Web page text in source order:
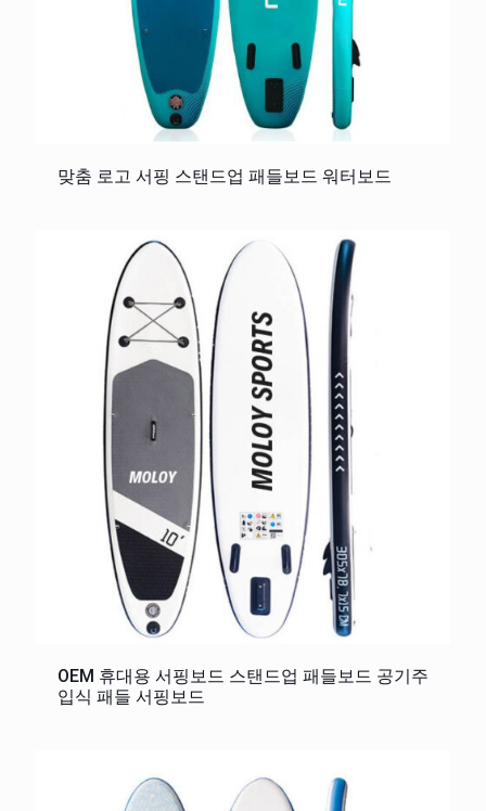
맞춤 로고 서핑 스탠드업 패들보드 워터보드
OEM 휴대용 서핑보드 스탠드업 패들보드 공기주
입식 패들 서핑보드